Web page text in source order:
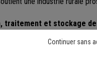
traitement et stockage
une séquence inversée
les pièces sont ajoutées
en 8 postes
ouvrants (portes,
Continuer sans